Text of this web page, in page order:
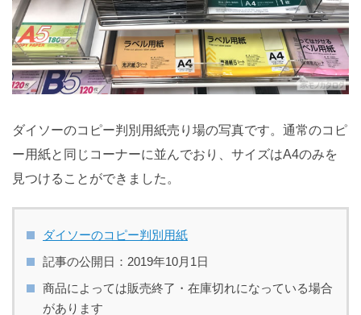
ダイソーのコピー判別用紙売り場の写真です。通常のコピ
ー用紙と同じコーナーに並んでおり、サイズはA4のみを
見つけることができました。
ダイソーのコピー判別用紙
記事の公開日：2019年10月1日
商品によっては販売終了・在庫切れになっている場合
があります